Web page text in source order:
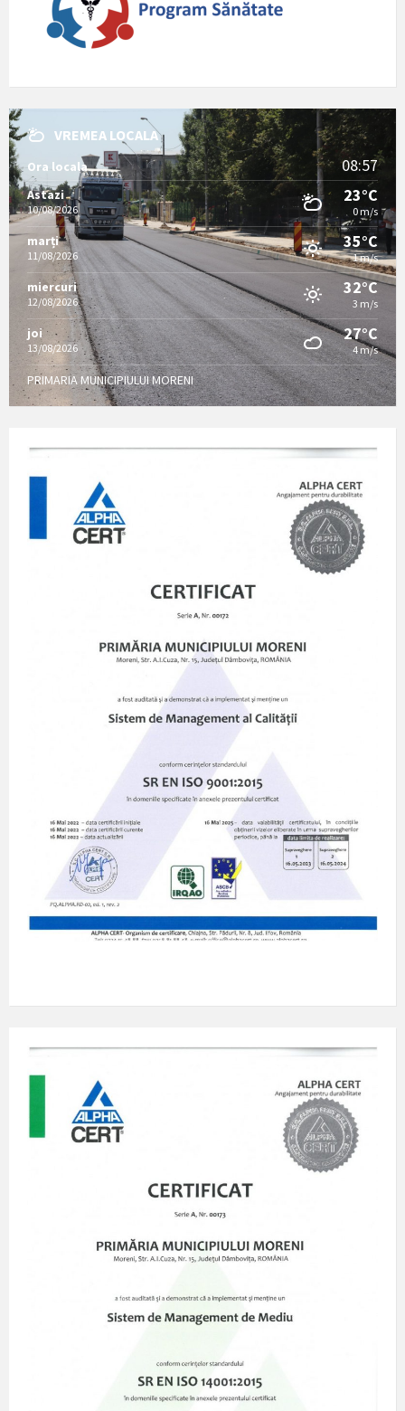
VREMEA LOCALA
Ora locala 08:57
Astazi
10/08/2026
23°C
0 m/s
marți
11/08/2026
35°C
1 m/s
miercuri
12/08/2026
32°C
3 m/s
joi
13/08/2026
27°C
4 m/s
PRIMARIA MUNICIPIULUI MORENI